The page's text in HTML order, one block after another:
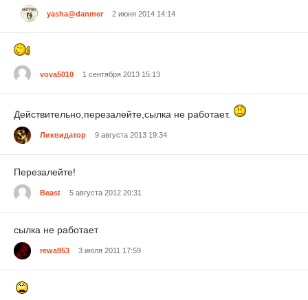
yasha@danmer 2 июня 2014 14:14
vova5010 1 сентября 2013 15:13
Действительно,перезалейте,сылка не работает.
Ликвидатор 9 августа 2013 19:34
Перезалейте!
Beast 5 августа 2012 20:31
сылка не работает
rewa953 3 июля 2011 17:59